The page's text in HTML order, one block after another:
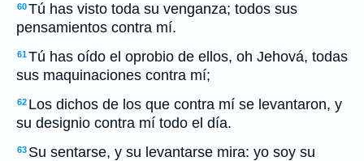
60Tú has visto toda su venganza; todos sus
pensamientos contra mí.
61Tú has oído el oprobio de ellos, oh Jehová, todas
sus maquinaciones contra mí;
62 Los dichos de los que contra mí se levantaron, y
su designio contra mí todo el día.
63 Su sentarse, y su levantarse mira: yo soy su